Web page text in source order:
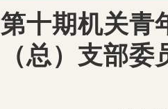
第十期机关青
（总）支部